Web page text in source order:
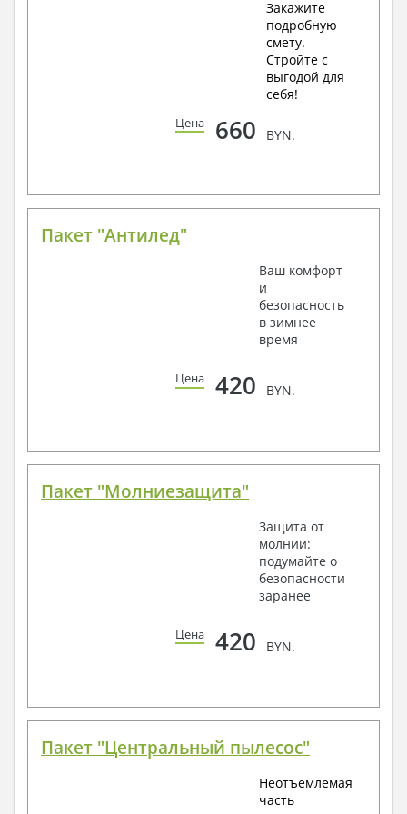
Закажите
подробную
смету.
Стройте с
выгодой для
себя!
Цена 660 BYN.
Пакет "Антилед"
Ваш комфорт
и
безопасность
в зимнее
время
Цена 420 BYN.
Пакет "Молниезащита"
Защита от
молнии:
подумайте о
безопасности
заранее
Цена 420 BYN.
Пакет "Центральный пылесос"
Неотъемлемая
часть